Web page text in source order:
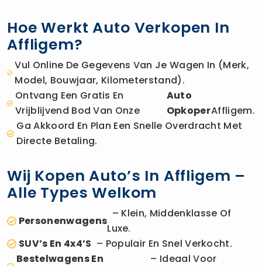
Hoe Werkt Auto Verkopen In
Affligem?
Vul Online De Gegevens Van Je Wagen In (merk,
Model, Bouwjaar, Kilometerstand).
Ontvang Een Gratis En
Vrijblijvend Bod Van Onze
Auto
OpkoperAffligem.
Ga Akkoord En Plan Een Snelle Overdracht Met
Directe Betaling.
Wij Kopen Auto’s In Affligem –
Alle Types Welkom
Personenwagens
– Klein, Middenklasse Of
Luxe.
SUV’s En 4x4’s – Populair En Snel Verkocht.
Bestelwagens En
– Ideaal Voor